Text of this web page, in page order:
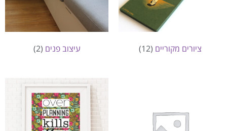
ציורים מקוריים (12) עיצוב פנים (2)